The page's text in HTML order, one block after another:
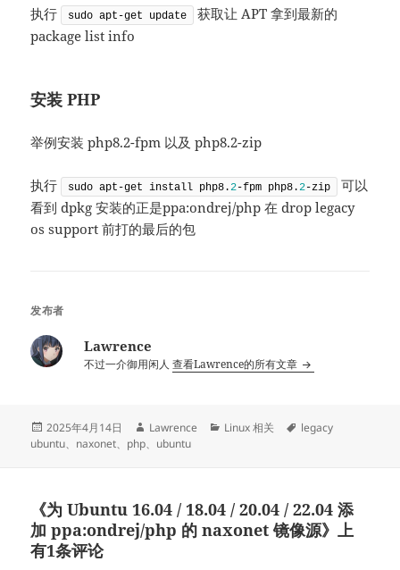
执行 sudo apt-get update
获取让 APT 拿到最新的
package list info
安装 PHP
举例安装 php8.2-fpm 以及 php8.2-zip
执行 sudo apt-get install php8.2-fpm php8.2-zip
可以
看到 dpkg 安装的正是ppa:ondrej/php 在 drop legacy
os support 前打的最后的包
发布者
Lawrence
不过一介御用闲人查看Lawrence的所有文章
发
布
2025年4月14日
作
者
Lawrence
分
Linux 相关
标
legacy
ubuntu、 naxonet、 php、 ubuntu
《为 Ubuntu 16.04 / 18.04 / 20.04 / 22.04 添
加 ppa:ondrej/php 的 naxonet 镜像源》上
有1条评论